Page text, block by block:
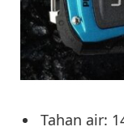
Tahan air: